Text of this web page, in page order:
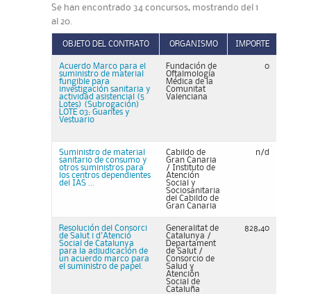
Se han encontrado 34 concursos, mostrando del 1
al 20.
OBJETO DEL CONTRATO ORGANISMO IMPORTE
Acuerdo Marco para el
suministro de material
fungible para
investigación sanitaria y
actividad asistencial (5
Lotes) (Subrogación)
LOTE 03: Guantes y
Vestuario
Fundación de
Oftalmología
Médica de la
Comunitat
Valenciana
0
Suministro de material
sanitario de consumo y
otros suministros para
los centros dependientes
del IAS ...
Cabildo de
Gran Canaria
/ Instituto de
Atención
Social y
Sociosanitaria
del Cabildo de
Gran Canaria
n/d
Resolución del Consorci
de Salut i d'Atenció
Social de Catalunya
para la adjudicación de
un acuerdo marco para
el suministro de papel.
Generalitat de
Catalunya /
Departament
de Salut /
Consorcio de
Salud y
Atención
Social de
Cataluña
828,40